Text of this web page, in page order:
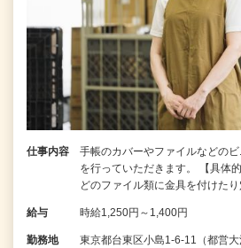
仕事内容
手帳のカバーやファイルなどの
を行っていただきます。 【具体
どのファイル類に金具を付けた
給与 時給1,250円～1,400円
勤務地
東京都台東区小島1-6-11（都営